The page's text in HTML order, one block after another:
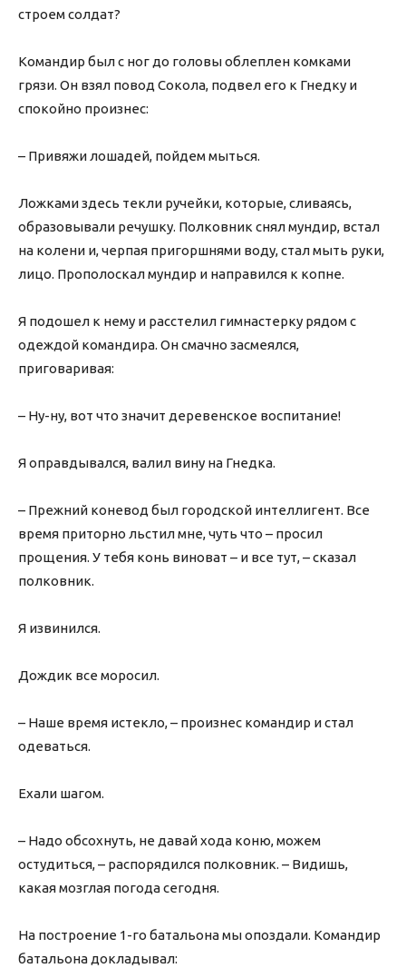
строем солдат?
Командир был с ног до головы облеплен комками
грязи. Он взял повод Сокола, подвел его к Гнедку и
спокойно произнес:
– Привяжи лошадей, пойдем мыться.
Ложками здесь текли ручейки, которые, сливаясь,
образовывали речушку. Полковник снял мундир, встал
на колени и, черпая пригоршнями воду, стал мыть руки,
лицо. Прополоскал мундир и направился к копне.
Я подошел к нему и расстелил гимнастерку рядом с
одеждой командира. Он смачно засмеялся,
приговаривая:
– Ну-ну, вот что значит деревенское воспитание!
Я оправдывался, валил вину на Гнедка.
– Прежний коневод был городской интеллигент. Все
время приторно льстил мне, чуть что – просил
прощения. У тебя конь виноват – и все тут, – сказал
полковник.
Я извинился.
Дождик все моросил.
– Наше время истекло, – произнес командир и стал
одеваться.
Ехали шагом.
– Надо обсохнуть, не давай хода коню, можем
остудиться, – распорядился полковник. – Видишь,
какая мозглая погода сегодня.
На построение 1-го батальона мы опоздали. Командир
батальона докладывал: